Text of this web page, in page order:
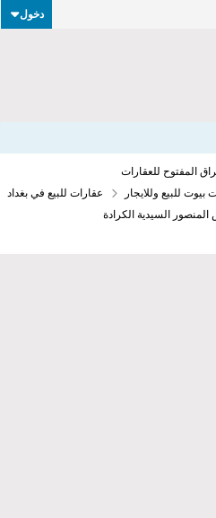
دخول
المفتوح للعقارات
للبيع وللايجار
عقارات للبيع في بغداد
السيدية الكرادة